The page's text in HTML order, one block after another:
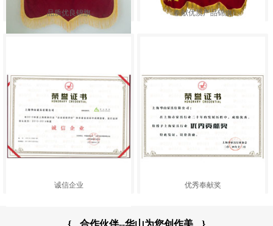
品质优良锦旗 奉献优质产品锦旗
诚信企业 优秀奉献奖
{ 合作伙伴--华山为您创作美 }